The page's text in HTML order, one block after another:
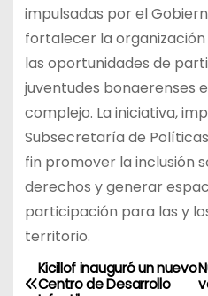
impulsadas por el
fortalecer la
las oportunidades de
juventudes bonaerenses
complejo. La iniciativa,
Subsecretaría de
fin promover la inclusión
derechos y generar
participación para las y
territorio.
NKicillof inauguró un nuevo
Centro de Desarrollo